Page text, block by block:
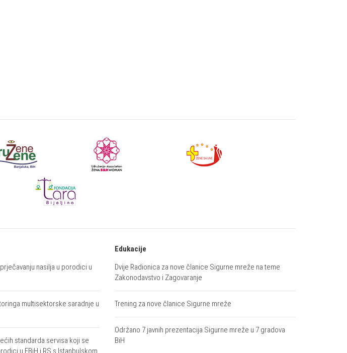
nasilja u porodici u
multisektorske saradnje u
standarda servisa koji se
u FBiH i RS s Istanbulskom
Edukacije
Dvije Radionica za nove članice Sigurne mreže na teme
Zakonodavstvo i Zagovaranje
Trening za nove članice Sigurne mreže
Održano 7 javnih prezentacija Sigurne mreže u 7 gradova
BiH